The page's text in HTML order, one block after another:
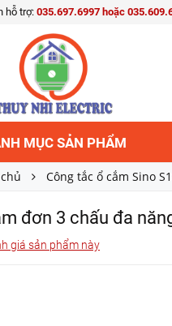
hỗ trợ:035.697.6997 hoặc
MỤC SẢN PHẨM
Công tắc ổ cắm Sino
đơn 3 chấu đa
giá sản phẩm này
Ổ cắm đơn 3 chấu đa năng Sino
Giá bán: 69.600₫